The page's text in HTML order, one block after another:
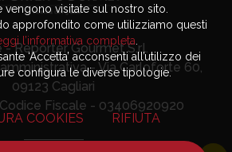
- Reporter Gourmet S.r.l.
- Via Carloforte 60,
09123 Cagliari
Fiscale - 03406920920
vengono visitate sul nostro sito.
approfondito come utilizziamo questi
l’informativa completa
‘Accetta’ acconsenti all’utilizzo dei
configura le diverse tipologie.
COOKIES RIFIUTA